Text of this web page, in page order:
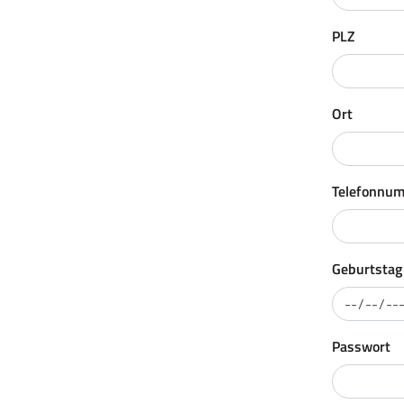
PLZ
Ort
Geburtstag
Passwort